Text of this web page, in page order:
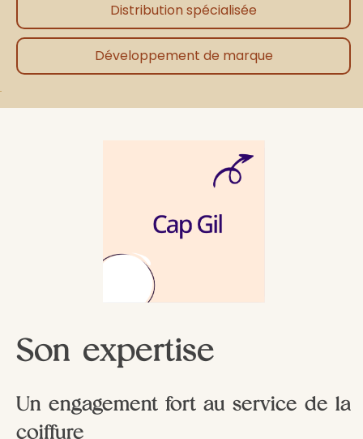
Distribution spécialisée
Développement de marque
Son expertise
Un engagement fort au service de la
coiffure